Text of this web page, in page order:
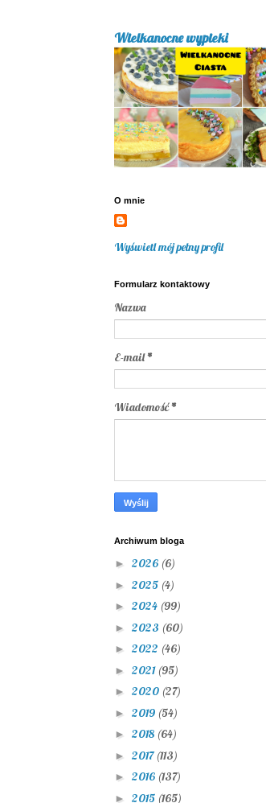
Wielkanocne wypieki
O mnie
Wyświetl mój pełny profil
Formularz kontaktowy
Nazwa
E-mail*
Wiadomość*
Archiwum bloga
► 2026 (6)
► 2025 (4)
► 2024 (99)
► 2023 (60)
► 2022 (46)
► 2021 (95)
► 2020 (27)
► 2019 (54)
► 2018 (64)
► 2017(113)
► 2016 (137)
► 2015 (165)